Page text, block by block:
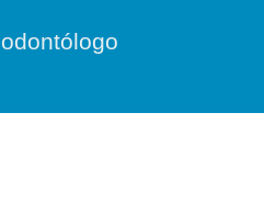
odontólogo